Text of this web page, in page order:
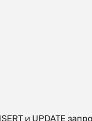
и UPDATE